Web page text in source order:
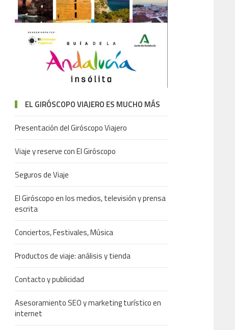
EL GIRÓSCOPO VIAJERO ES MUCHO MÁS
Presentación del Giróscopo Viajero
Viaje y reserve con El Giróscopo
Seguros de Viaje
El Giróscopo en los medios, televisión y prensa
escrita
Conciertos, Festivales, Música
Productos de viaje: análisis y tienda
Contacto y publicidad
Asesoramiento SEO y marketing turístico en
internet